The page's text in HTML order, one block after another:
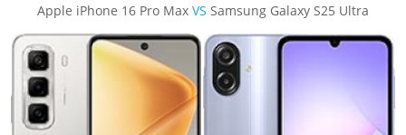
Apple iPhone 16 Pro Max VS Samsung Galaxy S25 Ultra